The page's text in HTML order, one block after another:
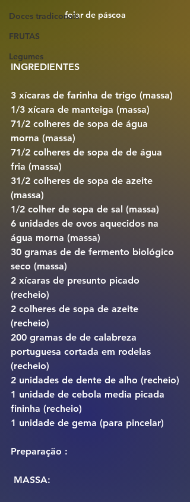
Doces tradiconais
FRUTAS
Legumes
folar de páscoa
INGREDIENTES
3 xícaras de farinha de trigo (massa)
1/3 xícara de manteiga (massa)
71/2 colheres de sopa de água
morna (massa)
71/2 colheres de sopa de de água
fria (massa)
31/2 colheres de sopa de azeite
(massa)
1/2 colher de sopa de sal (massa)
6 unidades de ovos aquecidos na
água morna (massa)
30 gramas de de fermento biológico
seco (massa)
2 xícaras de presunto picado
(recheio)
2 colheres de sopa de azeite
(recheio)
200 gramas de de calabreza
portuguesa cortada em rodelas
(recheio)
2 unidades de dente de alho (recheio)
1 unidade de cebola media picada
fininha (recheio)
1 unidade de gema (para pincelar)
Preparação :
MASSA: